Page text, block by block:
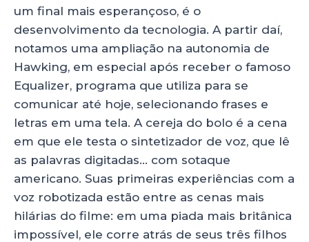
um final mais esperançoso, é o
desenvolvimento da tecnologia. A partir daí,
notamos uma ampliação na autonomia de
Hawking, em especial após receber o famoso
Equalizer, programa que utiliza para se
comunicar até hoje, selecionando frases e
letras em uma tela. A cereja do bolo é a cena
em que ele testa o sintetizador de voz, que lê
as palavras digitadas… com sotaque
americano. Suas primeiras experiências com a
voz robotizada estão entre as cenas mais
hilárias do filme: em uma piada mais britânica
impossível, ele corre atrás de seus três filhos